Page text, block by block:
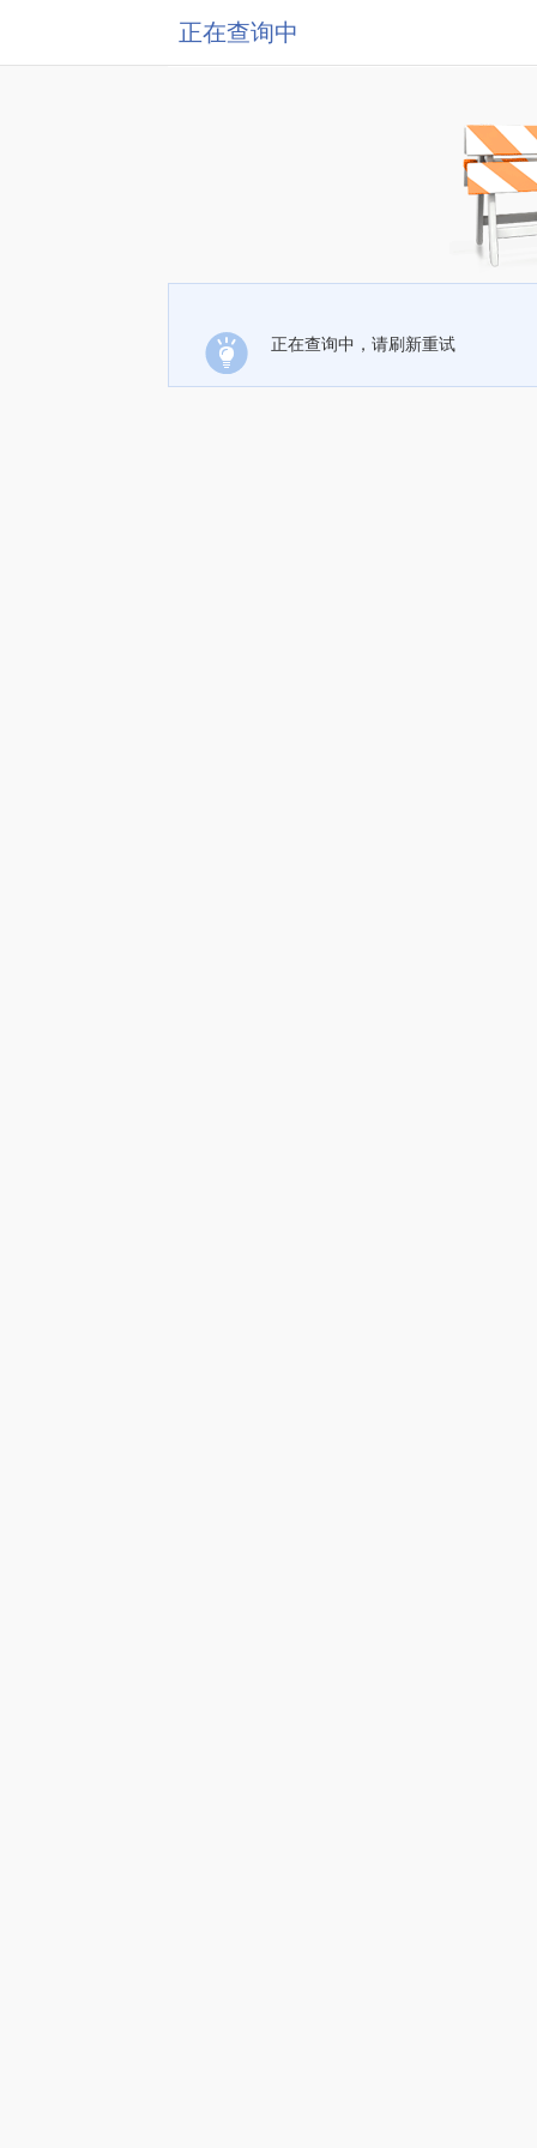
正在查询中
正在查询中，请刷新重试